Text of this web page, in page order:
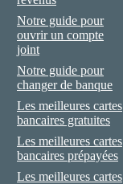
Notre guide pour
ouvrir un compte
joint
Notre guide pour
changer de banque
Les meilleures cartes
bancaires gratuites
Les meilleures cartes
bancaires prépayées
Les meilleures cartes